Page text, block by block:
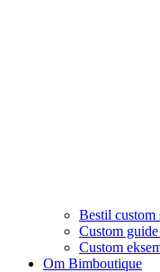
Bestil custom
Custom
Custom
Om Bimboutique